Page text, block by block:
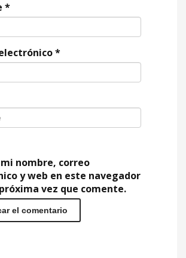
*
*
nombre, correo
y web en este navegador
vez que comente.